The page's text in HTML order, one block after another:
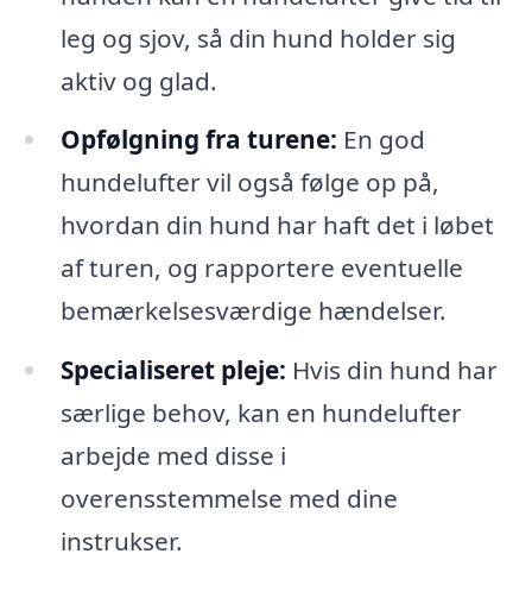
leg og sjov, så din hund holder sig
aktiv og glad.
Opfølgning fra turene: En god
hundelufter vil også følge op på,
hvordan din hund har haft det i løbet
af turen, og rapportere eventuelle
bemærkelsesværdige hændelser.
Specialiseret pleje: Hvis din hund har
særlige behov, kan en hundelufter
arbejde med disse i
overensstemmelse med dine
instrukser.